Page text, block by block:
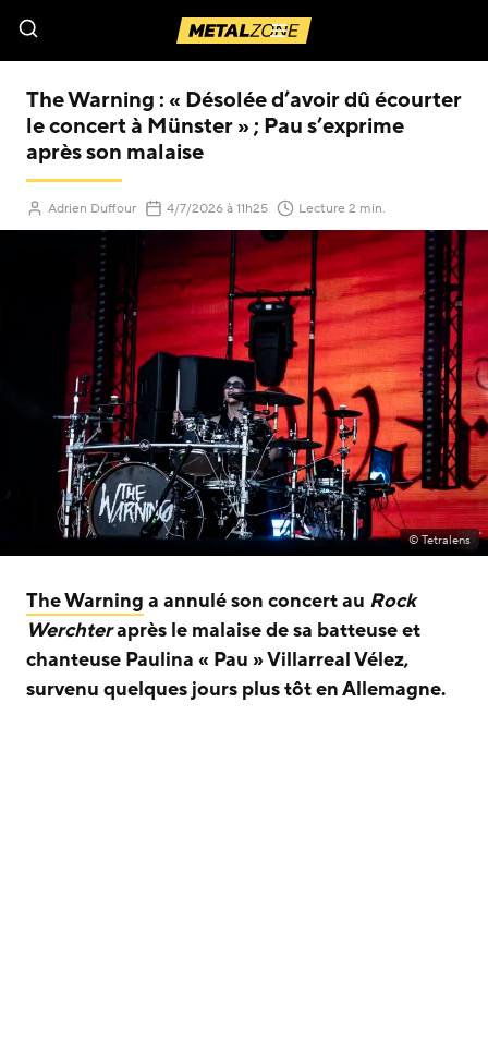
Menu
The Warning : « Désolée d’avoir dû écourter
le concert à Münster » ; Pau s’exprime
après son malaise
Adrien Duffour 4/7/2026(Mis à jour le )
à 11h25 Lecture 2 min.
© Tetralens
The Warning a annulé son concert au Rock
Werchteraprès le malaise de sa batteuse et
chanteuse Paulina « Pau » Villarreal Vélez,
survenu quelques jours plus tôt en Allemagne.